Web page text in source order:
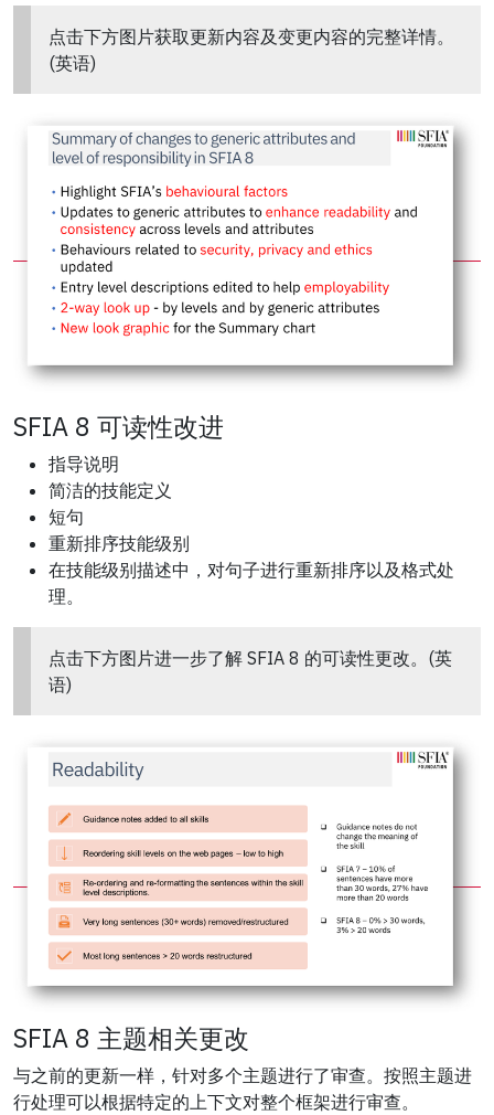
点击下方图片获取更新内容及变更内容的完整详情。
(英语)
SFIA 8 可读性改进
指导说明
简洁的技能定义
短句
重新排序技能级别
在技能级别描述中，对句子进行重新排序以及格式处
理。
点击下方图片进一步了解 SFIA 8 的可读性更改。(英
语)
SFIA 8 主题相关更改
与之前的更新一样，针对多个主题进行了审查。按照主题进
行处理可以根据特定的上下文对整个框架进行审查。